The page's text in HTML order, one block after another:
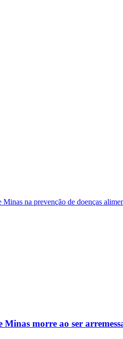
na prevenção de doenças
morre ao ser